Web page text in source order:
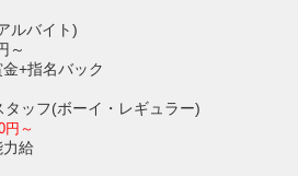
ルバイト)
～
+指名バック
タッフ(ボーイ・レギュラー)
円～
給